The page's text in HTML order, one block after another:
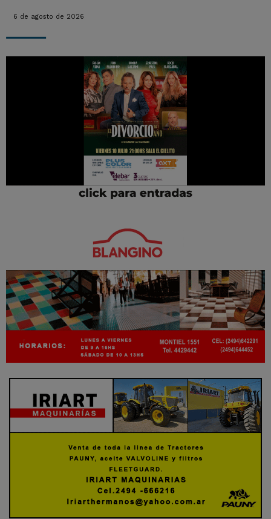
6 de agosto de 2026